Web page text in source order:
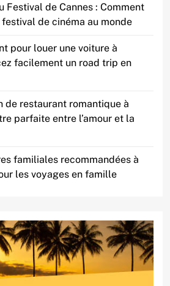
Festival de Cannes : Comment
de cinéma au monde
pour louer une voiture à
facilement un road trip en
de restaurant romantique à
parfaite entre l’amour et la
familiales recommandées à
les voyages en famille